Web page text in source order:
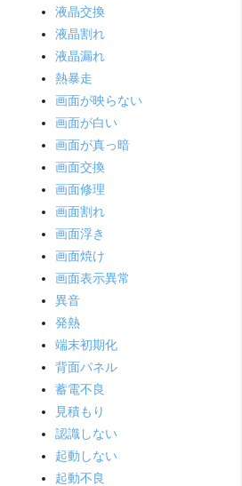
液晶交換
液晶割れ
液晶漏れ
熱暴走
画面が映らない
画面が白い
画面が真っ暗
画面交換
画面修理
画面割れ
画面浮き
画面焼け
画面表示異常
異音
発熱
端末初期化
背面パネル
蓄電不良
見積もり
認識しない
起動しない
起動不良